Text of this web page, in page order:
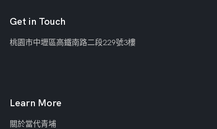
Get in Touch
桃園市中壢區高鐵南路二段229號3樓
Learn More
關於當代青埔